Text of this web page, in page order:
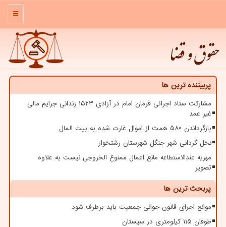
منو
حقوق و قضا
پربیننده ترین ها
مشارکت ستاد اجرائی فرمان امام در آزادی ۱۵۲۳ زندانی جرایم مالی
غیر عمد
بازگرداندن ۵۸۰ همت از اموال غارت شده به بیت المال
نخل گردانی شهر جنگل شهرستان رشتخوار
مهریه عندالاستطاعه مانع اعمال ممنوع الخروجی نیست به علاوه
تصویر
پربحث ترین ها
موانع اجرای قانون جوانی جمعیت باید برطرف شود
طوفان ۱۱۵ کیلومتری در سیستان